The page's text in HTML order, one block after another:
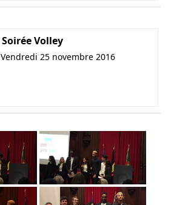
Soirée Volley
Vendredi 25 novembre 2016